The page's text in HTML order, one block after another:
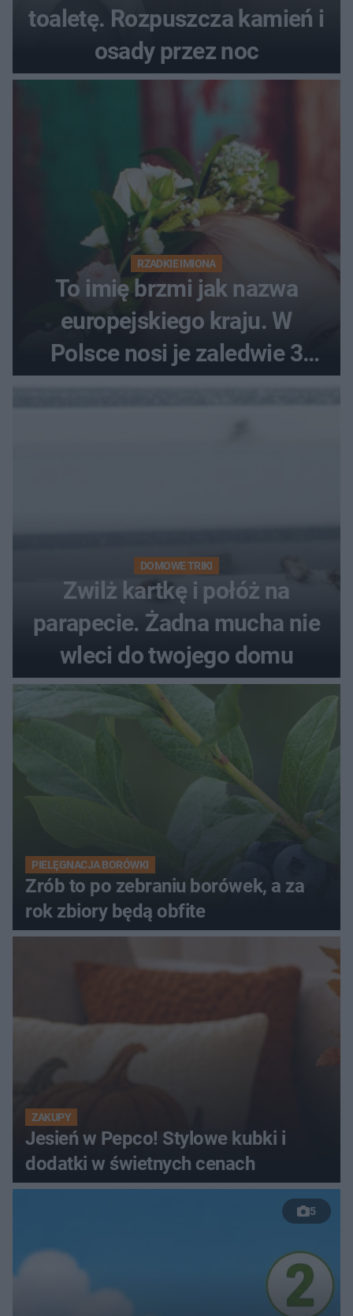
toaletę. Rozpuszcza kamień i
osady przez noc
RZADKIE IMIONA
To imię brzmi jak nazwa
europejskiego kraju. W
Polsce nosi je zaledwie 3
DOMOWE TRIKI
Zwilż kartkę i połóż na
parapecie. Żadna mucha nie
wleci do twojego domu
PIELĘGNACJA BORÓWKI
Zrób to po zebraniu borówek, a za
rok zbiory będą obfite
ZAKUPY
Jesień w Pepco! Stylowe kubki i
dodatki w świetnych cenach
5